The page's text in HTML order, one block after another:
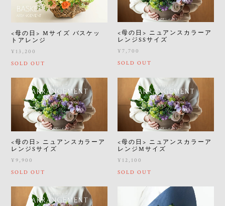
<母の日> Mサイズ バスケッ
トアレンジ
¥13,200
SOLD OUT
<母の日> ニュアンスカラーア
レンジSSサイズ
¥7,700
SOLD OUT
<母の日> ニュアンスカラーア
レンジSサイズ
¥9,900
SOLD OUT
<母の日> ニュアンスカラーア
レンジMサイズ
¥12,100
SOLD OUT